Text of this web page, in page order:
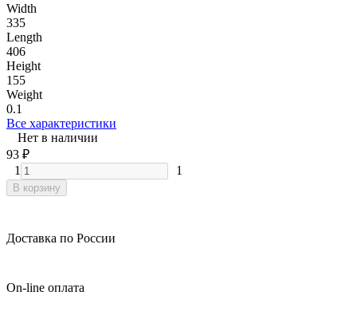
Width
335
Length
406
Height
155
Weight
0.1
Все характеристики
Нет в наличии
93 ₽
1
1
В корзину
Доставка по России
On-line оплата